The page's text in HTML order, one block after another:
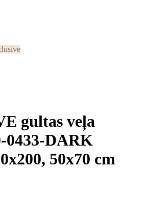
gultas veļa
0433-DARK
50x70 cm